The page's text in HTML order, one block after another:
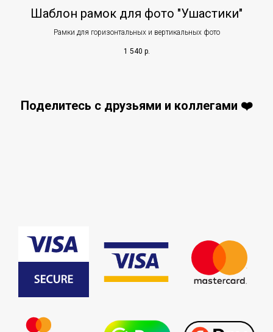
Шаблон рамок для фото "Ушастики"
Рамки для горизонтальных и вертикальных фото
1 540 р.
Поделитесь с друзьями и коллегами ❤️